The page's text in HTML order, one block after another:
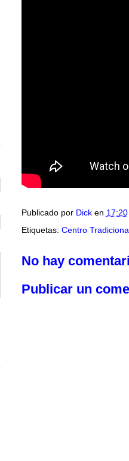
Publicado por Dick en 17:20
Etiquetas: Centro
No hay
Publicar un